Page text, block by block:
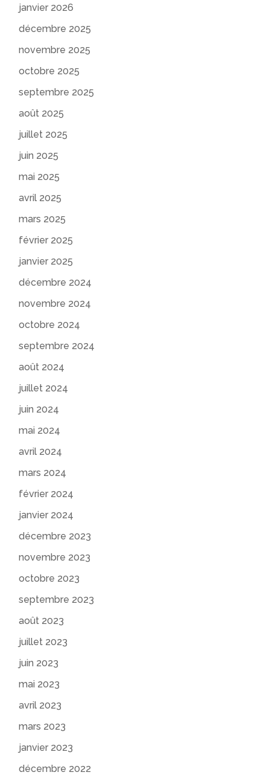
janvier 2026
décembre 2025
novembre 2025
octobre 2025
septembre 2025
août 2025
juillet 2025
juin 2025
mai 2025
avril 2025
mars 2025
février 2025
janvier 2025
décembre 2024
novembre 2024
octobre 2024
septembre 2024
août 2024
juillet 2024
juin 2024
mai 2024
avril 2024
mars 2024
février 2024
janvier 2024
décembre 2023
novembre 2023
octobre 2023
septembre 2023
août 2023
juillet 2023
juin 2023
mai 2023
avril 2023
mars 2023
janvier 2023
décembre 2022